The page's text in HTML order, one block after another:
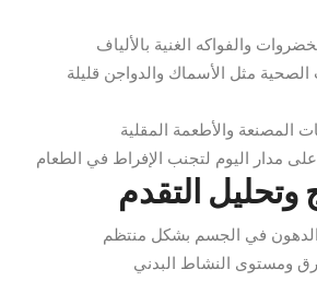
والفواكه الغنية بالألياف
الصحية مثل الأسماك والدواجن قليلة
المصنعة والأطعمة المقلية
مدار اليوم لتجنب الإفراط في الطعام
وتحليل التقدم
في الجسم بشكل منتظم
ومستوى النشاط البدني